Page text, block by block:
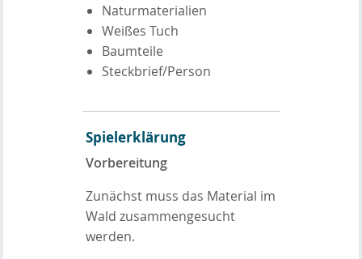
Naturmaterialien
Weißes Tuch
Baumteile
Steckbrief/Person
Spielerklärung
Vorbereitung
Zunächst muss das Material im
Wald zusammengesucht
werden.